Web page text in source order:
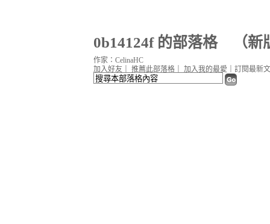
0b14124f 的部落格（新
加入好友 推薦此部落格 加入我的最愛 訂閱最新
作家：CelinaHC